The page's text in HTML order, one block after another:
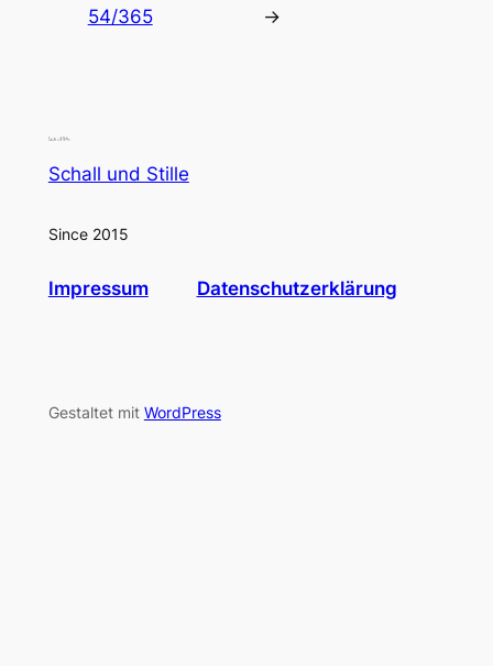
54/365
→
Schall und Stille
Since 2015
Impressum Datenschutzerklärung
Gestaltet mit WordPress